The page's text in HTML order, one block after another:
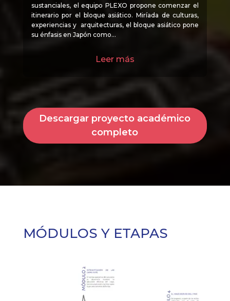
sustanciales, el equipo PLEXO propone comenzar el
itinerario por el bloque asiático. Miríada de culturas,
experiencias y arquitecturas, el bloque asiático pone
su énfasis en Japón como…
Leer más
Descargar proyecto académico
completo
MÓDULOS Y ETAPAS